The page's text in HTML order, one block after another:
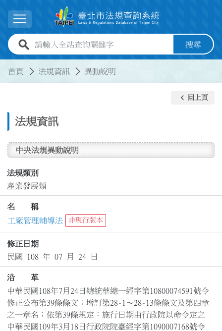
展開選單
全站查詢關鍵字欄位 搜尋
首頁 法規資訊 異動說明
法規資訊
keyboard_arrow_left 回上頁
中央法規異動說明
法規類別
產業發展類
名 稱
工廠管理輔導法
非現行版本
修正日期
民國 108 年 07 月 24 日
沿 革
中華民國108年7月24日總統華總一經字第10800074591號令
修正公布第39條條文；增訂第28-1～28-13條條文及第四章
之一章名；依第39條規定：施行日期由行政院以命令定之
中華民國109年3月18日行政院院臺經字第1090007168號令